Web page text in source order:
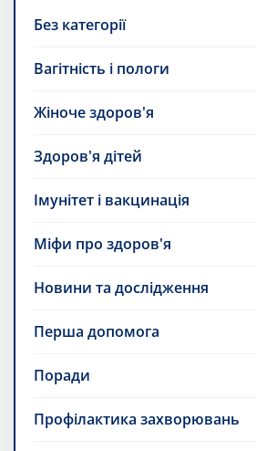
Без категорії
Вагітність і пологи
Жіноче здоров'я
Здоров'я дітей
Імунітет і вакцинація
Міфи про здоров'я
Новини та дослідження
Перша допомога
Поради
Профілактика захворювань